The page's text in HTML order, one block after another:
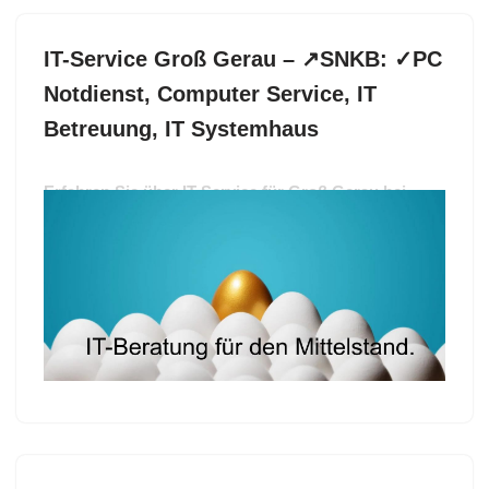
IT-Service Groß Gerau – ↗️SNKB: ✓PC
Notdienst, Computer Service, IT
Betreuung, IT Systemhaus
Erfahren Sie über IT-Service für Groß Gerau bei
Fachmann für 64521 Groß Gerau – sofort ✓IT
Betreuung, ✓Computer Service, ✓IT-Service, ✓PC
Notdienst oder ✓IT Systemhaus. Innovative
Lösungen, nur einen Schritt entfernt ✉.